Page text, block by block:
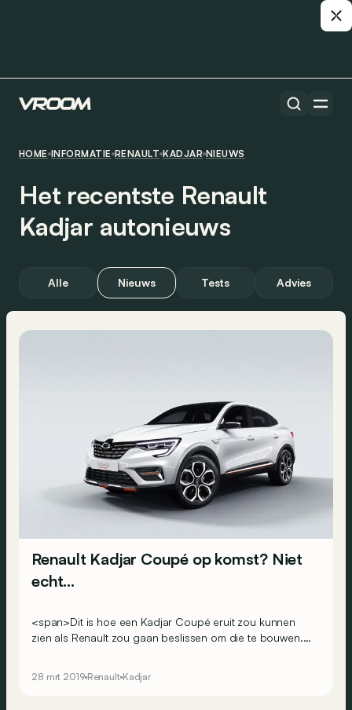
HOME INFORMATIE RENAULT KADJAR NIEUWS
Het recentste Renault
Kadjar autonieuws
Alle Nieuws Tests Advies
Renault Kadjar Coupé op komst? Niet
echt…
<span>Dit is hoe een Kadjar Coupé eruit zou kunnen
zien als Renault zou gaan beslissen om die te bouwen.
28 mrt 2019 Renault Kadjar